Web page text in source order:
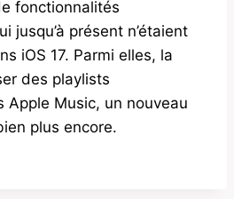
fonctionnalités
jusqu’à présent n’étaient
iOS 17. Parmi elles, la
des playlists
Apple Music, un nouveau
plus encore.